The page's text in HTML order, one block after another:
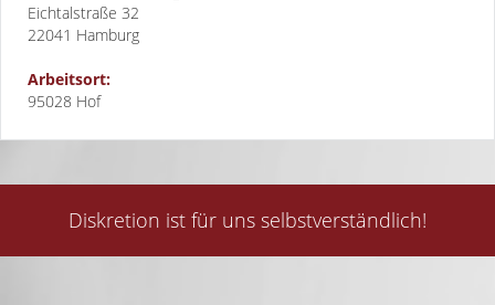
Eichtalstraße 32
22041 Hamburg
Arbeitsort:
95028 Hof
Diskretion ist für uns selbstverständlich!